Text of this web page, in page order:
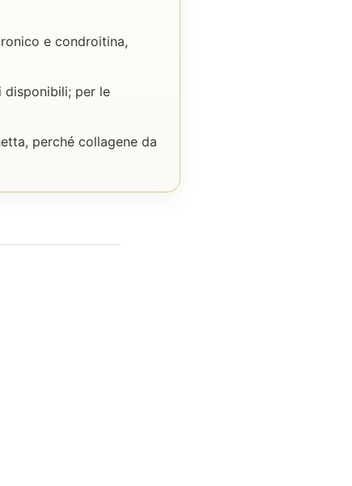
e condroitina,
disponibili; per le
perché collagene da